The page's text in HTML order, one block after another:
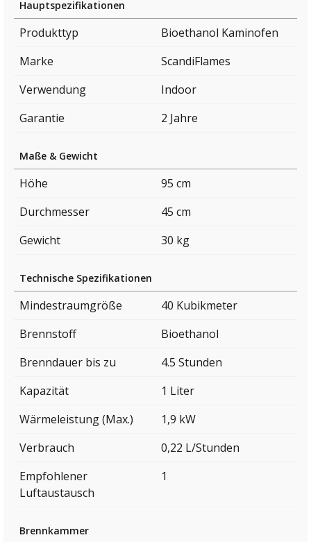
Hauptspezifikationen
Produkttyp
Bioethanol Kaminofen
Marke
ScandiFlames
Verwendung
Indoor
Garantie
2 Jahre
Maße & Gewicht
Höhe
95 cm
Durchmesser
45 cm
Gewicht
30 kg
Technische Spezifikationen
Mindestraumgröße
40 Kubikmeter
Brennstoff
Bioethanol
Brenndauer bis zu
4.5 Stunden
Kapazität
1 Liter
Wärmeleistung (Max.)
1,9 kW
Verbrauch
0,22 L/Stunden
Empfohlener
Luftaustausch
1
Brennkammer